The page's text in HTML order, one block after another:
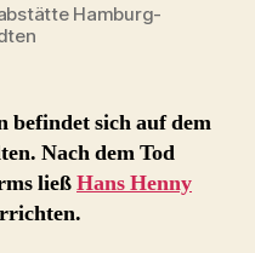
Hamburg-
befindet sich auf dem
Nach dem Tod
ließHans Henny